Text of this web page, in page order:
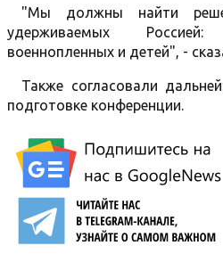
"Мы должны найти
удерживаемых
военнопленных и детей", -
Также согласовали
подготовке конференции.